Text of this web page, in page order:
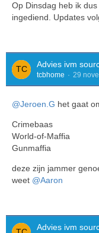
Op Dinsdag heb ik
ingediend. Updates
Advies ivm
tcbhome 29
@Jeroen.G het gaat
Crimebaas
World-of-Maffia
Gunmaffia
deze zijn jammer
weet @Aaron
Advies ivm